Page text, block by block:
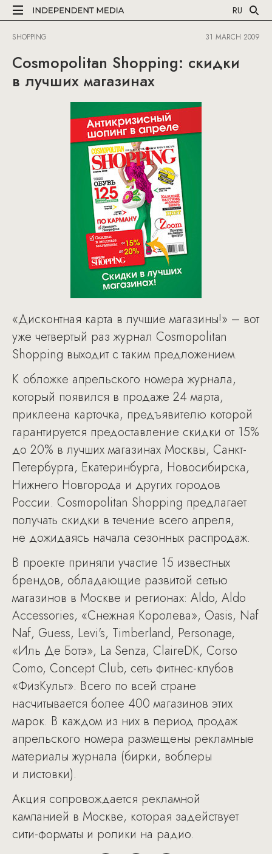
RU
SHOPPING 31 MARCH 2009
Cosmopolitan Shopping: скидки
в лучших магазинах
«Дисконтная карта в лучшие магазины!» – вот
уже четвертый раз журнал Cosmopolitan
Shopping выходит с таким предложением.
К обложке апрельского номера журнала,
который появился в продаже 24 марта,
приклеена карточка, предъявителю которой
гарантируется предоставление скидки от 15%
до 20% в лучших магазинах Москвы, Санкт-
Петербурга, Екатеринбурга, Новосибирска,
Нижнего Новгорода и других городов
России. Cosmopolitan Shopping предлагает
получать скидки в течение всего апреля,
не дожидаясь начала сезонных распродаж.
В проекте приняли участие 15 известных
брендов, обладающие развитой сетью
магазинов в Москве и регионах: Aldo, Aldo
Accessories, «Снежная Королева», Oasis, Naf
Naf, Guess, Levi's, Timberland, Personage,
«Иль Де Ботэ», La Senza, СlaireDK, Corso
Como, Concept Club, сеть фитнес-клубов
«ФизКульт». Всего по всей стране
насчитывается более 400 магазинов этих
марок. В каждом из них в период продаж
апрельского номера размещены рекламные
материалы журнала (бирки, воблеры
и листовки).
Акция сопровождается рекламной
кампанией в Москве, которая задействует
сити-форматы и ролики на радио.